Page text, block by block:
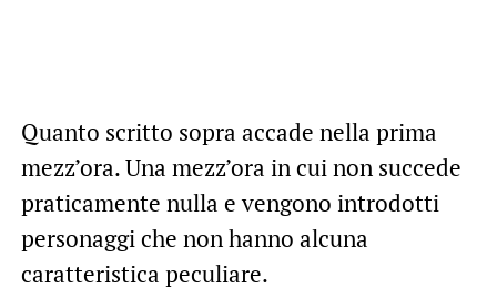
Quanto scritto sopra accade nella prima
mezz’ora. Una mezz’ora in cui non succede
praticamente nulla e vengono introdotti
personaggi che non hanno alcuna
caratteristica peculiare.